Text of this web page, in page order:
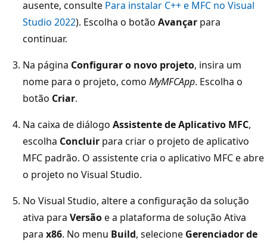
ausente, consulte Para instalar C++ e MFC no Visual
Studio 2022). Escolha o botão Avançar para
continuar.
Na página Configurar o novo projeto, insira um
nome para o projeto, como MyMFCApp. Escolha o
botão Criar.
Na caixa de diálogo Assistente de Aplicativo MFC,
escolha Concluir para criar o projeto de aplicativo
MFC padrão. O assistente cria o aplicativo MFC e abre
o projeto no Visual Studio.
No Visual Studio, altere a configuração da solução
ativa para Versãoe a plataforma de solução Ativa
para x86. No menu Build, selecione Gerenciador de